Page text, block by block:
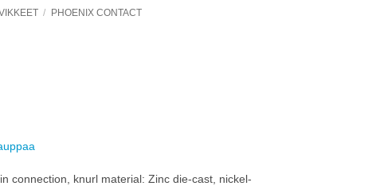
/ PHOENIX CONTACT
connection, knurl material: Zinc die-cast, nickel-